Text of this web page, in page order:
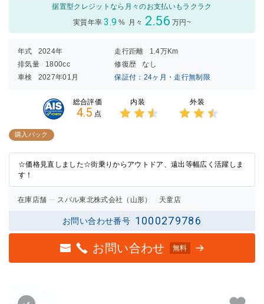
据置型クレジットなら月々のお支払いもラクラク
実質年率 3.9 % 月々 2.56 万円~
年式 2024年 走行距離
1.4万Km
排気量
1800cc 修復歴
なし
車検
2027年01月 保証付：24ヶ月・走行無制限
総合評価
4.5 点
内装 外装
購入パック
☆価格見直しました☆街乗りからアウトドア、遠出等幅広く活躍しま
す！
在庫店舗 スバル東北株式会社（山形） 天童店
お問い合わせ番号 1000279786
お問い合わせ 無料